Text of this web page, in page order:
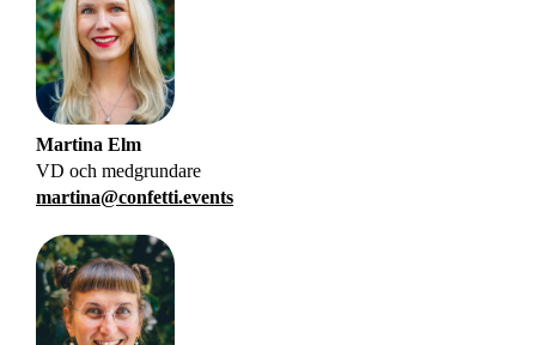
Martina Elm
VD och medgrundare
martina@confetti.events